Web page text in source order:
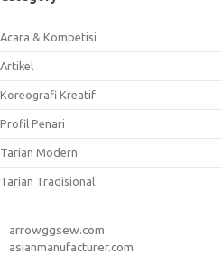
Acara & Kompetisi
Artikel
Koreografi Kreatif
Profil Penari
Tarian Modern
Tarian Tradisional
arrowggsew.com
asianmanufacturer.com